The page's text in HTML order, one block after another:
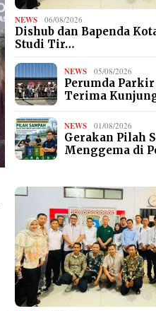
NEWS 06/08/2026
Dishub dan Bapenda
Studi Tir…
NEWS 05/08/2026
Perumda
Terima
NEWS 01/08/2026
Gerakan Pilah
Menggema di